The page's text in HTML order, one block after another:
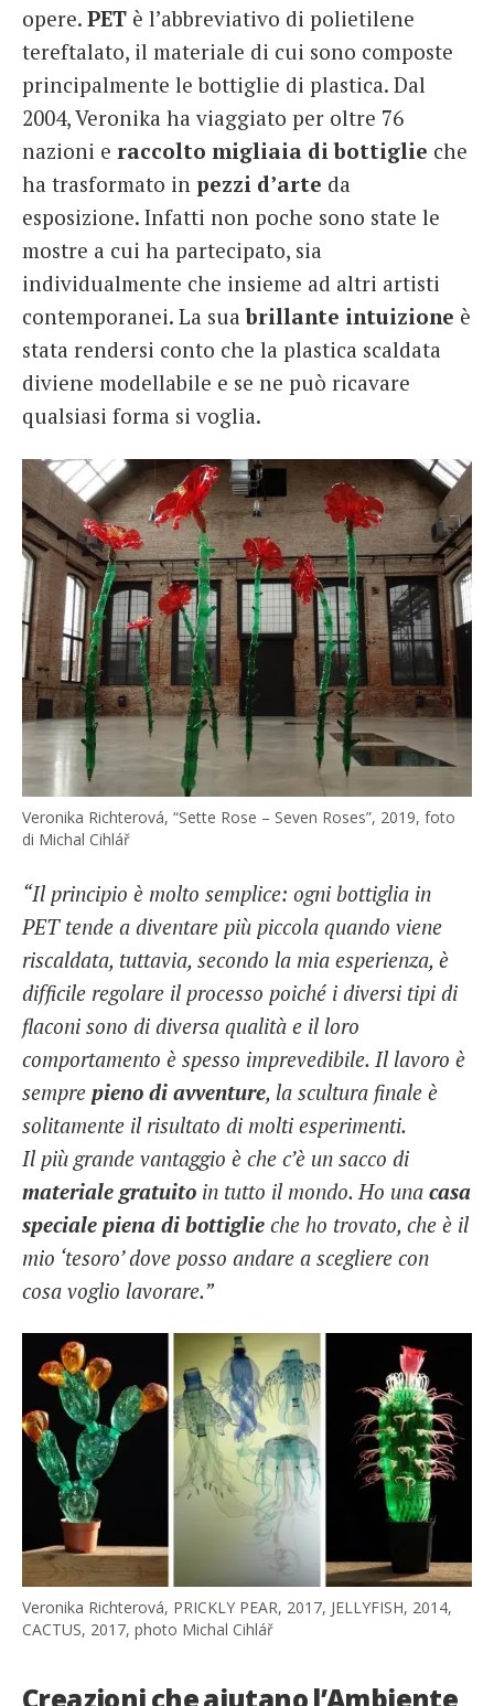
opere. PET è l’abbreviativo di polietilene
tereftalato, il materiale di cui sono composte
principalmente le bottiglie di plastica. Dal
2004, Veronika ha viaggiato per oltre 76
nazioni e raccolto migliaia di bottiglie che
ha trasformato in pezzi d’arte da
esposizione. Infatti non poche sono state le
mostre a cui ha partecipato, sia
individualmente che insieme ad altri artisti
contemporanei. La suabrillante intuizione è
stata rendersi conto che la plastica scaldata
diviene modellabile e se ne può ricavare
qualsiasi forma si voglia.
Veronika Richterová, “Sette Rose – Seven Roses”, 2019, foto
di Michal Cihlář
“Il principio è molto semplice: ogni bottiglia in
PET tende a diventare più piccola quando viene
riscaldata, tuttavia, secondo la mia esperienza, è
difficile regolare il processo poiché i diversi tipi di
flaconi sono di diversa qualità e il loro
comportamento è spesso imprevedibile. Il lavoro è
sempre pieno di avventure, la scultura finale è
solitamente il risultato di molti esperimenti.
Il più grande vantaggio è che c’è un sacco di
materiale gratuito in tutto il mondo. Ho una casa
speciale piena di bottiglie che ho trovato, che è il
mio ‘tesoro’ dove posso andare a scegliere con
cosa voglio lavorare.”
Veronika Richterová, PRICKLY PEAR, 2017, JELLYFISH, 2014,
CACTUS, 2017, photo Michal Cihlář